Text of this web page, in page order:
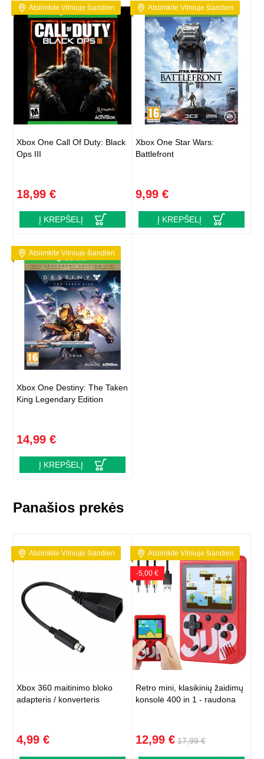
Atsiimkite Vilniuje šiandien
Xbox One Call Of Duty: Black
Ops III
18,99 €
Į KREPŠELĮ
Atsiimkite Vilniuje šiandien
Xbox One Star Wars:
Battlefront
9,99 €
Į KREPŠELĮ
Atsiimkite Vilniuje šiandien
Xbox One Destiny: The Taken
King Legendary Edition
14,99 €
Į KREPŠELĮ
Panašios prekės
Atsiimkite Vilniuje šiandien
Xbox 360 maitinimo bloko
adapteris / konverteris
4,99 €
Atsiimkite Vilniuje šiandien
-5,00 €
Retro mini, klasikinių žaidimų
konsolė 400 in 1 - raudona
12,99 € 17,99 €